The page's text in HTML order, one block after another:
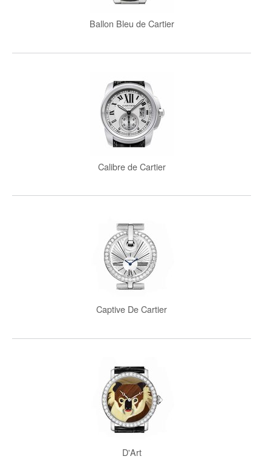
Ballon Bleu de Cartier
Calibre de Cartier
Captive De Cartier
D'Art